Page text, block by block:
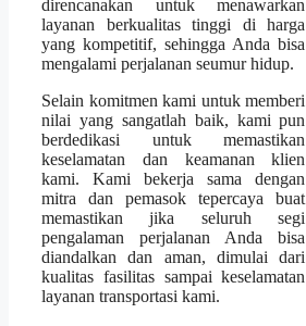
direncanakan untuk menawarkan
layanan berkualitas tinggi di harga
yang kompetitif, sehingga Anda bisa
mengalami perjalanan seumur hidup.
Selain komitmen kami untuk memberi
nilai yang sangatlah baik, kami pun
berdedikasi untuk memastikan
keselamatan dan keamanan klien
kami. Kami bekerja sama dengan
mitra dan pemasok tepercaya buat
memastikan jika seluruh segi
pengalaman perjalanan Anda bisa
diandalkan dan aman, dimulai dari
kualitas fasilitas sampai keselamatan
layanan transportasi kami.